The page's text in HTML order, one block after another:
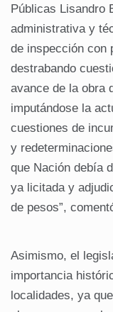
Públicas Lisandro
administrativa y
de inspección con
destrabando
avance de la obra
imputándose la
cuestiones de
y
que Nación debía
ya licitada y
de pesos”,
Asimismo, el
importancia
localidades, ya